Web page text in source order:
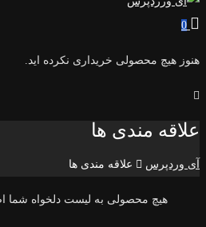
0
هنوز هیچ محصولی خریداری نکرده اید.
علاقه مندی ها
آی وردپرس علاقه مندی ها
هیچ محصولی به لیست دلخواه شما